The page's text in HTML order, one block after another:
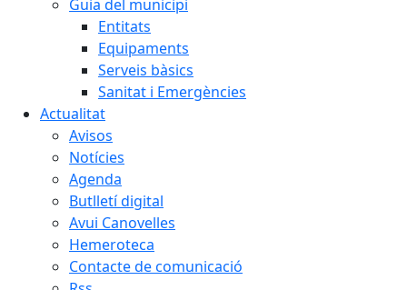
Guia del municipi
Entitats
Equipaments
Serveis bàsics
Sanitat i Emergències
Actualitat
Avisos
Notícies
Agenda
Butlletí digital
Avui Canovelles
Hemeroteca
Contacte de comunicació